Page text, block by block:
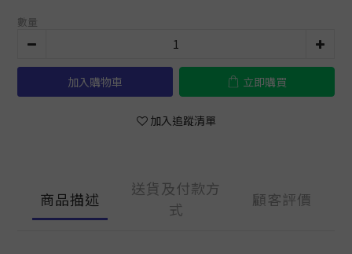
數量
加入購物車 立即購買
加入追蹤清單
商品描述
送貨及付款方
式
顧客評價